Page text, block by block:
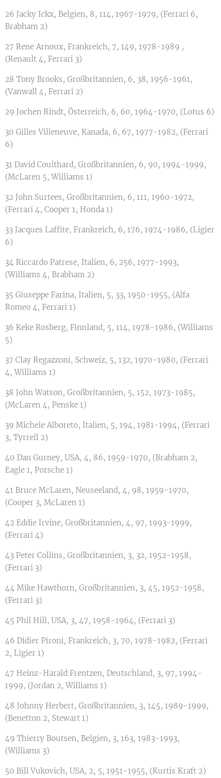
26 Jacky Ickx, Belgien, 8, 114, 1967-1979, (Ferrari 6,
Brabham 2)
27 Rene Arnoux, Frankreich, 7, 149, 1978-1989 ,
(Renault 4, Ferrari 3)
28 Tony Brooks, Großbritannien, 6, 38, 1956-1961,
(Vanwall 4, Ferrari 2)
29 Jochen Rindt, Österreich, 6, 60, 1964-1970, (Lotus 6)
30 Gilles Villeneuve, Kanada, 6, 67, 1977-1982, (Ferrari
6)
31 David Coulthard, Großbritannien, 6, 90, 1994-1999,
(McLaren 5, Williams 1)
32 John Surtees, Großbritannien, 6, 111, 1960-1972,
(Ferrari 4, Cooper 1, Honda 1)
33 Jacques Laffite, Frankreich, 6, 176, 1974-1986, (Ligier
6)
34 Riccardo Patrese, Italien, 6, 256, 1977-1993,
(Williams 4, Brabham 2)
35 Giuseppe Farina, Italien, 5, 33, 1950-1955, (Alfa
Romeo 4, Ferrari 1)
36 Keke Rosberg, Finnland, 5, 114, 1978-1986, (Williams
5)
37 Clay Regazzoni, Schweiz, 5, 132, 1970-1980, (Ferrari
4, Williams 1)
38 John Watson, Großbritannien, 5, 152, 1973-1985,
(McLaren 4, Penske 1)
39 Michele Alboreto, Italien, 5, 194, 1981-1994, (Ferrari
3, Tyrrell 2)
40 Dan Gurney, USA, 4, 86, 1959-1970, (Brabham 2,
Eagle 1, Porsche 1)
41 Bruce McLaren, Neuseeland, 4, 98, 1959-1970,
(Cooper 3, McLaren 1)
42 Eddie Irvine, Großbritannien, 4, 97, 1993-1999,
(Ferrari 4)
43 Peter Collins, Großbritannien, 3, 32, 1952-1958,
(Ferrari 3)
44 Mike Hawthorn, Großbritannien, 3, 45, 1952-1958,
(Ferrari 3)
45 Phil Hill, USA, 3, 47, 1958-1964, (Ferrari 3)
46 Didier Pironi, Frankreich, 3, 70, 1978-1982, (Ferrari
2, Ligier 1)
47 Heinz-Harald Frentzen, Deutschland, 3, 97, 1994-
1999, (Jordan 2, Williams 1)
48 Johnny Herbert, Großbritannien, 3, 145, 1989-1999,
(Benetton 2, Stewart 1)
49 Thierry Boutsen, Belgien, 3, 163, 1983-1993,
(Williams 3)
50 Bill Vukovich, USA, 2, 5, 1951-1955, (Kurtis Kraft 2)